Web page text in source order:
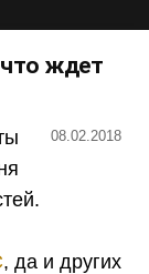
ждет
08.02.2018
, да и других